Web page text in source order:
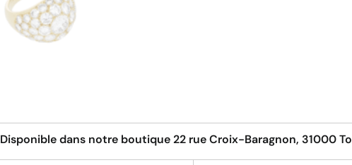
Disponible dans notre boutique 22 rue Croix-Baragnon, 31000